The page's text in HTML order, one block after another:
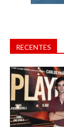
RECENTES